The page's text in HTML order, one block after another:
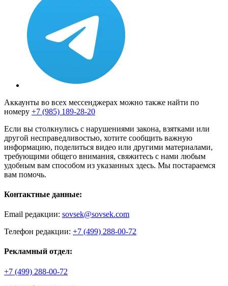
Аккаунты во всех мессенджерах можно также найти по
номеру +7 (985) 189-28-20
Если вы столкнулись с нарушениями закона, взятками или
другой несправедливостью, хотите сообщить важную
информацию, поделиться видео или другими материалами,
требующими общего внимания, свяжитесь с нами любым
удобным вам способом из указанных здесь. Мы постараемся
вам помочь.
Контактные данные:
Email редакции: sovsek@sovsek.com
Телефон редакции: +7 (499) 288-00-72
Рекламный отдел:
+7 (499) 288-00-72